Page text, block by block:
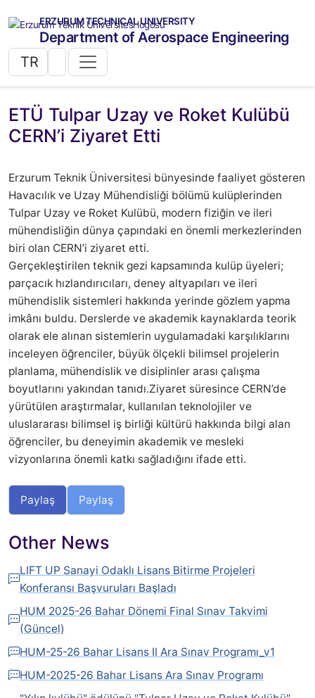
ERZURUM TECHNICAL UNIVERSITY
Department of Aerospace Engineering
TR
ETÜ Tulpar Uzay ve Roket Kulübü
CERN’i Ziyaret Etti
Erzurum Teknik Üniversitesi bünyesinde faaliyet gösteren
Havacılık ve Uzay Mühendisliği bölümü kulüplerinden
Tulpar Uzay ve Roket Kulübü, modern fiziğin ve ileri
mühendisliğin dünya çapındaki en önemli merkezlerinden
biri olan CERN’i ziyaret etti.
Gerçekleştirilen teknik gezi kapsamında kulüp üyeleri;
parçacık hızlandırıcıları, deney altyapıları ve ileri
mühendislik sistemleri hakkında yerinde gözlem yapma
imkânı buldu. Derslerde ve akademik kaynaklarda teorik
olarak ele alınan sistemlerin uygulamadaki karşılıklarını
inceleyen öğrenciler, büyük ölçekli bilimsel projelerin
planlama, mühendislik ve disiplinler arası çalışma
boyutlarını yakından tanıdı.Ziyaret süresince CERN’de
yürütülen araştırmalar, kullanılan teknolojiler ve
uluslararası bilimsel iş birliği kültürü hakkında bilgi alan
öğrenciler, bu deneyimin akademik ve mesleki
vizyonlarına önemli katkı sağladığını ifade etti.
Paylaş Paylaş
Other News
LIFT UP Sanayi Odaklı Lisans Bitirme Projeleri
Konferansı Başvuruları Başladı
HUM 2025-26 Bahar Dönemi Final Sınav Takvimi
(Güncel)
HUM-25-26 Bahar Lisans II Ara Sınav Programı_v1
HUM-2025-26 Bahar Lisans Ara Sınav Programı